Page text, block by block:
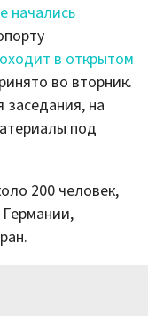
начались
в открытом
во вторник.
на
под
200 человек,